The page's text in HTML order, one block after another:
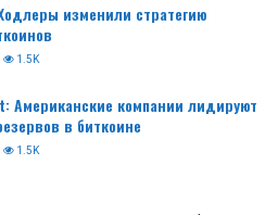
изменили стратегию
1.5K
Американские компании лидируют
в биткоине
1.5K